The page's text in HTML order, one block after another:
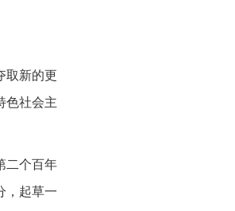
取新的更
色社会主
二个百年
，起草一